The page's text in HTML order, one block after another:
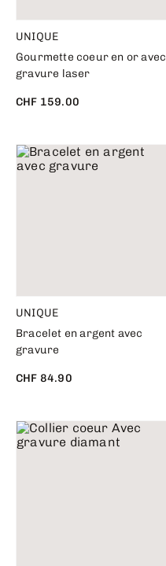
UNIQUE
Gourmette coeur en or avec
gravure laser
CHF 159.00
UNIQUE
Bracelet en argent avec
gravure
CHF 84.90